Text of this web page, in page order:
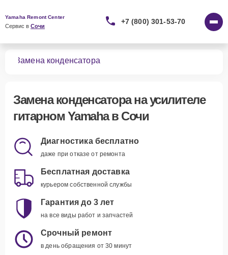
Yamaha Remont Center
Сервис в Сочи
+7 (800) 301-53-70
Замена конденсатора
Замена конденсаторана усилителе
гитарном Yamaha в Сочи
Диагностика бесплатно
даже при отказе от ремонта
Бесплатная доставка
курьером собственной службы
Гарантия до 3 лет
на все виды работ и запчастей
Срочный ремонт
в день обращения от 30 минут